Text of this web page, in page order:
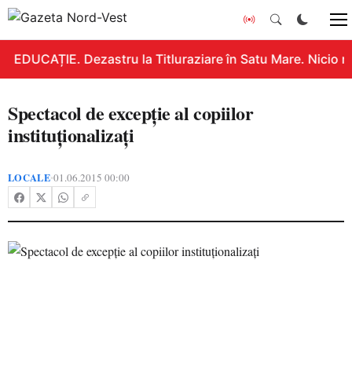
EDUCAȚIE. Dezastru la Titluraziare în Satu Mare. Nicio
Spectacol de excepţie al copiilor
instituţionalizaţi
LOCALE•01.06.2015 00:00